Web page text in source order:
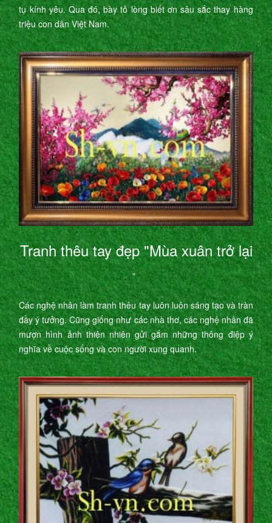
tụ kính yêu. Qua đó, bày tỏ lòng biết ơn sâu sắc thay hàng
triệu con dân Việt Nam.
Tranh thêu tay đẹp "Mùa xuân trở lại
"
Các nghệ nhân làm tranh thêu tay luôn luôn sáng tạo và tràn
đầy ý tưởng. Cũng giống như các nhà thơ, các nghệ nhân đã
mượn hình ảnh thiên nhiên gửi gắm những thông điệp ý
nghĩa về cuộc sống và con người xung quanh.